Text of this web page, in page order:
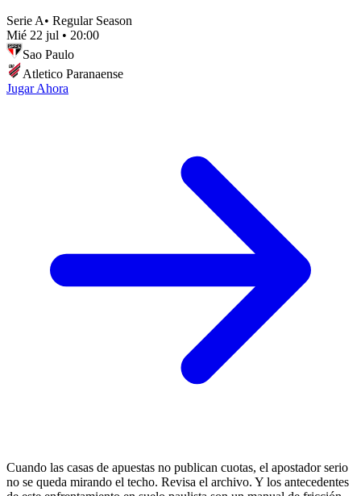
Serie A• Regular Season
Mié 22 jul • 20:00
Sao Paulo
Atletico Paranaense
Jugar Ahora
Cuando las casas de apuestas no publican cuotas, el apostador serio
no se queda mirando el techo. Revisa el archivo. Y los antecedentes